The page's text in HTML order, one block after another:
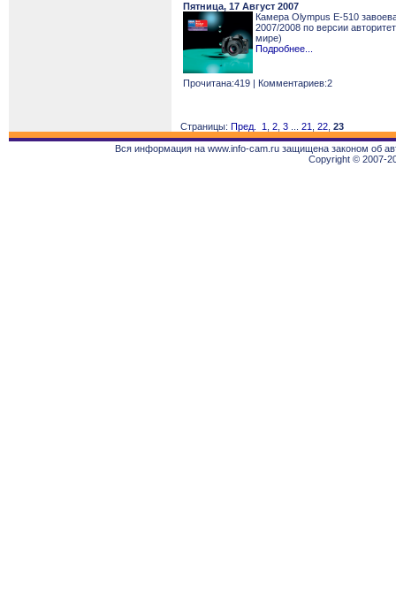
Пятница, 17 Август 2007
Камера Olympus Е-510
2007/2008 по версии
мире)
Подробнее...
Прочитана:419 | Комментариев:2
Страницы: Пред. 1 2 3 21 22 23
Вся информация на www.info-cam.ru защищена законом об
Copyright © 2007-